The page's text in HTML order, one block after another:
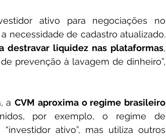
ativo para negociações no
necessidade de cadastro atualizado.
liquidez nas plataformas,
prevenção à lavagem de dinheiro”,
a CVM aproxima o regime brasileiro
por exemplo, o regime de
ativo”, mas utiliza outros